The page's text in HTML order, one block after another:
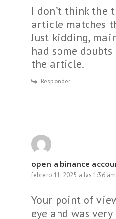
I don’t think the
article matches
Just kidding,
had some
the article.
Responder
open a binance
febrero 11, 2025 a las 1:36 am
Your point of
eye and was